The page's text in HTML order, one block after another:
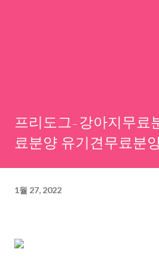
프리도그-강아지무료
료분양 유기견무료분
1월 27, 2022